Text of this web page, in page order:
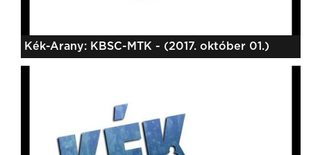
Kék-Arany: KBSC-MTK - (2017. október 01.)